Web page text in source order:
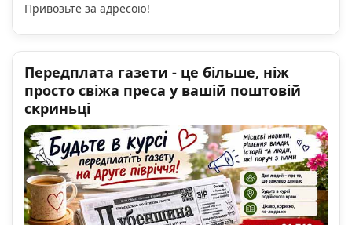
Привозьте за адресою!
Передплата газети - це більше, ніж
просто свіжа преса у вашій поштовій
скриньці